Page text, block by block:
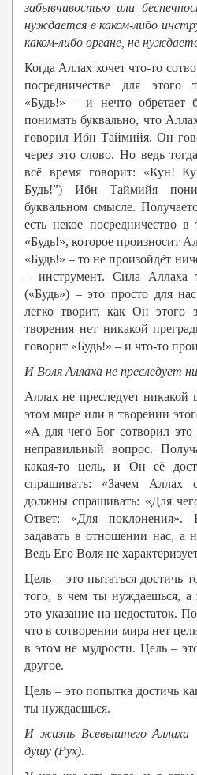
забывчивостью или
нуждается в каком-либо
каком-либо органе, не
Когда Аллах хочет что-то
посредничестве для этого
«Будь!» – и нечто
понимать буквально, что
говорил Ибн Таймийя. Он
через это слово. Но ведь
всё время говорит: «Кун!
Будь!”) Ибн Таймийя
буквальном смысле.
есть некое посредничество
«Будь!», которое произносит
«Будь!» – то не произойдёт
– инструмент. Сила Аллаха
(«Будь») – это просто для
легко творит, как Он этого
творения нет никакой
говорит «Будь!» – и что-то
И Воля Аллаха не преследует
Аллах не преследует никакой
этом мире или в творении
«А для чего Бог сотворил это
неправильный вопрос.
какая-то цель, и Он её
спрашивать: «Зачем
должны спрашивать: «Для
Ответ: «Для поклонения».
задавать в отношении нас, а
Ведь Его Воля не
Цель – это пытаться достичь
того, в чем ты нуждаешься, а
это указание на недостаток.
что в сотворении мира нет
в этом не мудрости. Цель –
другое.
Цель – это попытка достичь
ты нуждаешься.
И жизнь ВсевышнегоАллаха
душу (Рух).